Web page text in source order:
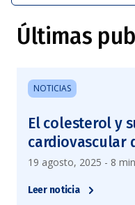
Últimas
NOTICIAS
El colesterol y
cardiovascular
19 agosto, 2025 - 8
Leer noticia